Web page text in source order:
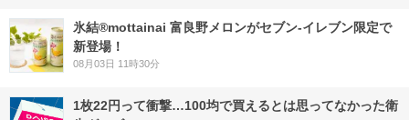
氷結®mottainai 富良野メロンがセブン‐イレブン限定で
新登場！
08月03日 11時30分
1枚22円って衝撃…100均で買えるとは思ってなかった衛